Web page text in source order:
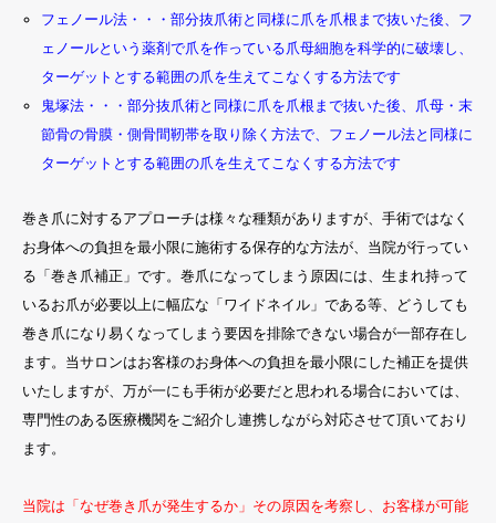
フェノール法・・・部分抜爪術と同様に爪を爪根まで抜いた後、フ
ェノールという薬剤で爪を作っている爪母細胞を科学的に破壊し、
ターゲットとする範囲の爪を生えてこなくする方法です
鬼塚法・・・部分抜爪術と同様に爪を爪根まで抜いた後、爪母・末
節骨の骨膜・側骨間靭帯を取り除く方法で、フェノール法と同様に
ターゲットとする範囲の爪を生えてこなくする方法です
巻き爪に対するアプローチは様々な種類がありますが、手術ではなく
お身体への負担を最小限に施術する保存的な方法が、当院が行ってい
る「巻き爪補正」です。巻爪になってしまう原因には、生まれ持って
いるお爪が必要以上に幅広な「ワイドネイル」である等、どうしても
巻き爪になり易くなってしまう要因を排除できない場合が一部存在し
ます。当サロンはお客様のお身体への負担を最小限にした補正を提供
いたしますが、万が一にも手術が必要だと思われる場合においては、
専門性のある医療機関をご紹介し連携しながら対応させて頂いており
ます。
当院は「なぜ巻き爪が発生するか」その原因を考察し、お客様が可能